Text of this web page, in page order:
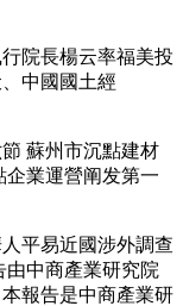
院長楊云率福美投
中國國土經
蘇州市沉點建材
業運營阐发第一
平易近國涉外調查
由中商產業研究院
報告是中商產業研